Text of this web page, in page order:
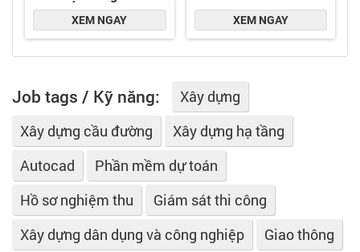
Job tags / Kỹ năng:
Xây dựng
Xây dựng cầu đường
Xây dựng hạ tầng
Autocad
Phần mềm dự toán
Hồ sơ nghiệm thu
Giám sát thi công
Xây dựng dân dụng và công nghiệp
Giao thông